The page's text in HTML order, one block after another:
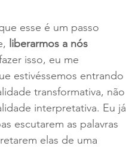
liberarmos a nós
isso, eu me
estivéssemos entrando
transformativa, não
interpretativa. Eu já
escutarem as palavras
elas de uma